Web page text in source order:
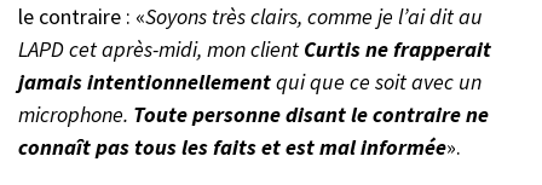
le contraire : «Soyons très clairs, comme je l’ai dit au
LAPD cet après-midi, mon client Curtis ne frapperait
jamais intentionnellementqui que ce soit avec un
microphone. Toute personne disant le contraire ne
connaît pas tous les faits et est mal informée».